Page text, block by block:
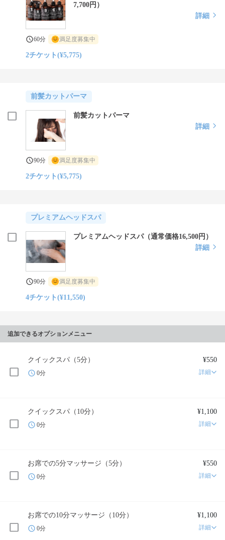
7,700円）
詳細
60分 満足度募集中
2チケット(¥5,775)
前髪カットパーマ
前髪カットパーマ
詳細
90分 満足度募集中
2チケット(¥5,775)
プレミアムヘッドスパ
プレミアムヘッドスパ（通常価格16,500円）
詳細
90分 満足度募集中
4チケット(¥11,550)
追加できるオプションメニュー
クイックスパ（5分） ¥550
0分 詳細
クイックスパ（10分） ¥1,100
0分 詳細
お席での5分マッサージ（5分） ¥550
0分 詳細
お席での10分マッサージ（10分） ¥1,100
0分 詳細